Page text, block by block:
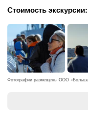
Стоимость
Фотографии размещены ООО